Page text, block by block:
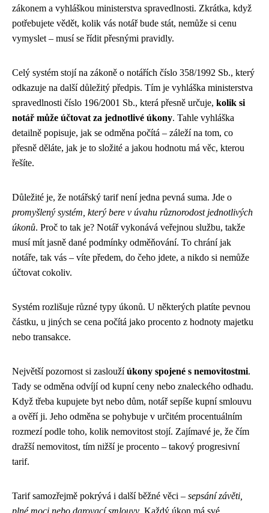
zákonem a vyhláškou ministerstva spravedlnosti. Zkrátka, když
potřebujete vědět, kolik vás notář bude stát, nemůže si cenu
vymyslet – musí se řídit přesnými pravidly.
Celý systém stojí na zákoně o notářích číslo 358/1992 Sb., který
odkazuje na další důležitý předpis. Tím je vyhláška ministerstva
spravedlnosti číslo 196/2001 Sb., která přesně určuje, kolik si
notář může účtovat za jednotlivé úkony. Tahle vyhláška
detailně popisuje, jak se odměna počítá – záleží na tom, co
přesně děláte, jak je to složité a jakou hodnotu má věc, kterou
řešíte.
Důležité je, že notářský tarif není jedna pevná suma. Jde o
promyšlený systém, který bere v úvahu různorodost jednotlivých
úkonů. Proč to tak je? Notář vykonává veřejnou službu, takže
musí mít jasně dané podmínky odměňování. To chrání jak
notáře, tak vás – víte předem, do čeho jdete, a nikdo si nemůže
účtovat cokoliv.
Systém rozlišuje různé typy úkonů. U některých platíte pevnou
částku, u jiných se cena počítá jako procento z hodnoty majetku
nebo transakce.
Největší pozornost si zasloužíúkony spojené s nemovitostmi.
Tady se odměna odvíjí od kupní ceny nebo znaleckého odhadu.
Když třeba kupujete byt nebo dům, notář sepíše kupní smlouvu
a ověří ji. Jeho odměna se pohybuje v určitém procentuálním
rozmezí podle toho, kolik nemovitost stojí. Zajímavé je, že čím
dražší nemovitost, tím nižší je procento – takový progresivní
tarif.
Tarif samozřejmě pokrývá i další běžné věci – sepsání závěti,
plné moci nebo darovací smlouvy . Každý úkon má své